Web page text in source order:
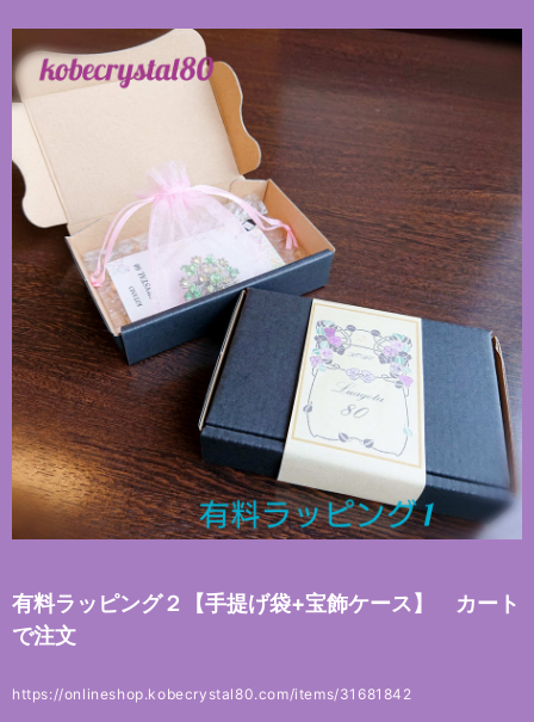
有料ラッピング２【手提げ袋+宝飾ケース】 カート
で注文
https://onlineshop.kobecrystal80.com/items/31681842